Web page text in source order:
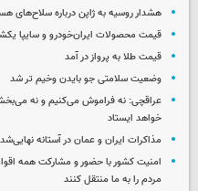
هشدار روسیه به ژاپن درباره سلاح‌های
قیمت محصولات ایران‌خودرو و سایپا یکشنبه ۱۸ مرداد
قیمت طلا به پرواز در آمد
وضعیت سلامتی جو بایدن وخیم تر شد
عراقچی: نه فراموش می‌کنیم و نه
خواهد ایستاد
مذاکرات ایران و عمان در آستانه
امنیت کشور با حضور و مشارکت همه
مردم را به ما منتقل کنند